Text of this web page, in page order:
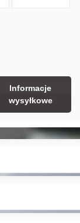
Informacje
wysyłkowe